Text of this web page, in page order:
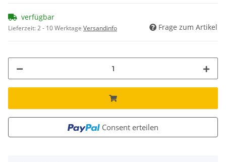
verfügbar
Lieferzeit:2 - 10 Werktage Versandinfo Frage zum Artikel
Consent erteilen